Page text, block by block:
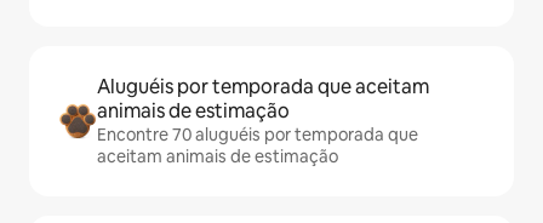
Aluguéis por temporada que aceitam
animais de estimação
Encontre 70 aluguéis por temporada que
aceitam animais de estimação